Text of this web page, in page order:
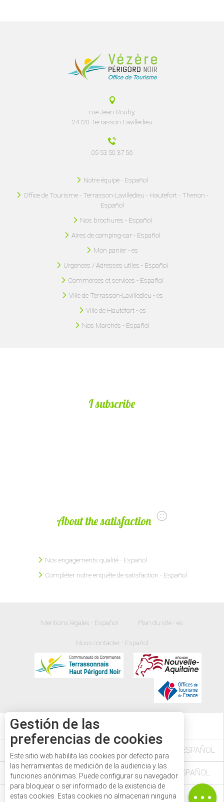
Descripción
Tarifas
Aperturas
rue Jean Rouby,
24120 Terrasson-Lavilledieu
05 53 50 37 56
Notre équipe - Español
Office de Tourisme - Terrasson-Lavilledieu - Hautefort - Thenon -
Español
Nos brochures - Español
Aires de camping-car - Español
Mon panier - es
Urgences / Adresses utiles - Español
Commerces et services - Español
Ville de Terrasson-Lavilledieu - es
Ville de Hautefort - es
Nos Marchés - Español
I subscribe
About the satisfaction
Nos engagements qualité - Español
Compléter notre enquête de satisfaction - Español
Mentions légales - Español Plan du site - es
Nous contacter - Español
L'AGENDA DES FÊTES ET MANIFESTATIONS - ESPAÑOL
VÉZÈRE PÉRIGORD NOIR EN DORDOGNE - ESPAÑOL
LE PASS'AVENTURE - ESPAÑOL
Gestión de las
preferencias de cookies
Este sitio web habilita las cookies por defecto para
las herramientas de medición de la audiencia y las
funciones anónimas. Puede configurar su navegador
para bloquear o ser informado de la existencia de
estas cookies. Estas cookies no almacenan ninguna